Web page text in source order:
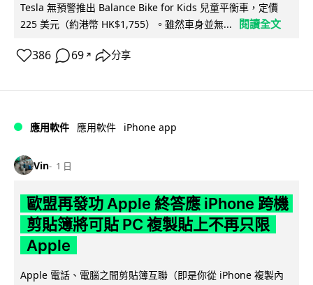
Tesla 無預警推出 Balance Bike for Kids 兒童平衡車，定價
225 美元（約港幣 HK$1,755）。雖然車身並無...
閱讀全文
386 69 ↗ 分享
應用軟件 應用軟件 iPhone app
Vin 1 日
歐盟再發功 Apple 終答應 iPhone 跨機
剪貼簿將可貼 PC 複製貼上不再只限
Apple
Apple 電話、電腦之間剪貼簿互聯（即是你從 iPhone 複製內